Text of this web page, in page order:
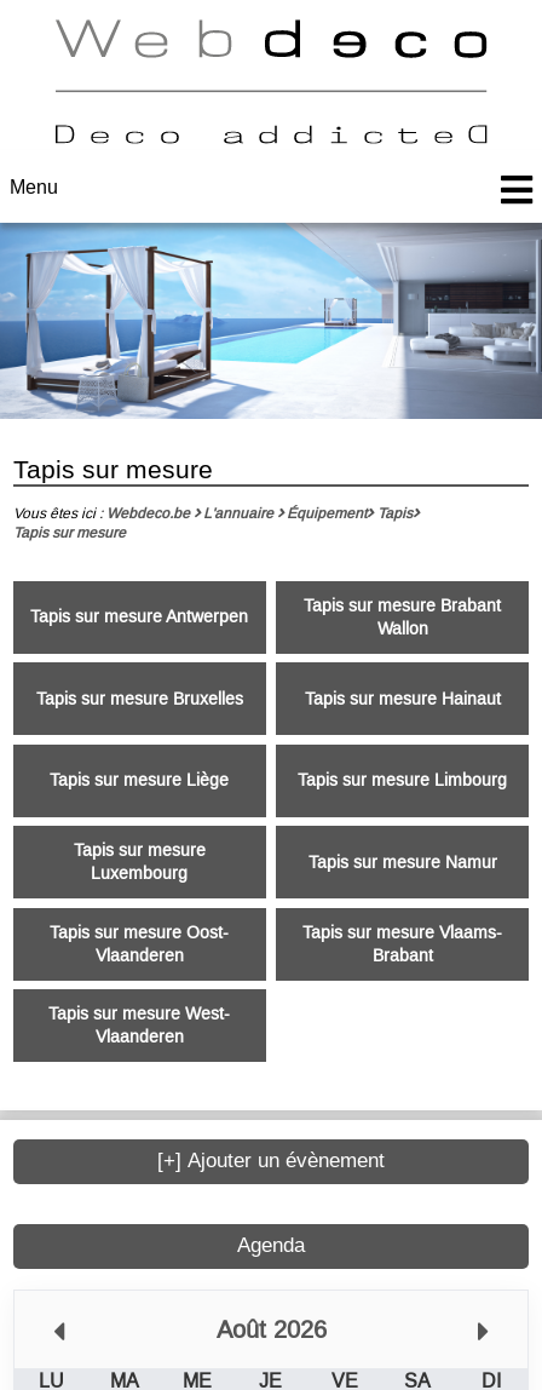
Menu
Tapis sur mesure
Vous êtes ici : Webdeco.be L'annuaire Équipement
Tapis
Tapis sur mesure
Tapis sur mesure Antwerpen
Tapis sur mesure Brabant
Wallon
Tapis sur mesure Bruxelles Tapis sur mesure Hainaut
Tapis sur mesure Liège Tapis sur mesure Limbourg
Tapis sur mesure
Luxembourg
Tapis sur mesure Namur
Tapis sur mesure Oost-
Vlaanderen
Tapis sur mesure Vlaams-
Brabant
Tapis sur mesure West-
Vlaanderen
Agenda
Août 2026
LU MA ME JE VE SA
DI
[+] Ajouter un évènement